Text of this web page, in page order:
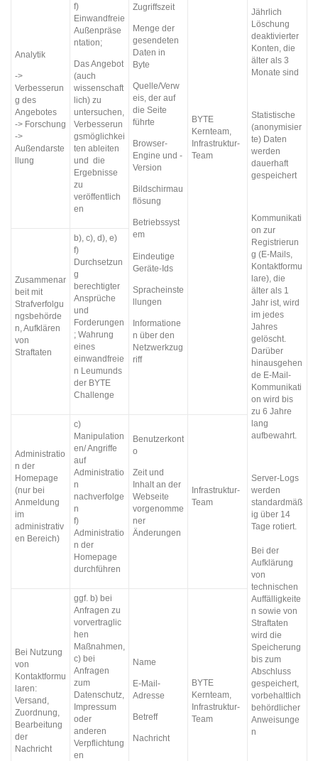
Zugriffszeit
Menge der
gesendeten
Daten in
Byte
Quelle/Verw
eis, der auf
die Seite
führte
Browser-
Engine und -
Version
Bildschirmau
flösung
Betriebssyst
em
Eindeutige
Geräte-Ids
Spracheinste
llungen
Informatione
n über den
Netzwerkzug
riff
BYTE
Kernteam,
Infrastruktur-
Team
Jährlich
Löschung
deaktivierter
Konten, die
älter als 3
Monate sind
Statistische
(anonymisier
te) Daten
werden
dauerhaft
gespeichert
Kommunikati
on zur
Registrierun
g (E-Mails,
Kontaktformu
lare), die
älter als 1
Jahr ist, wird
im jedes
Jahres
gelöscht.
Darüber
hinausgehen
de E-Mail-
Kommunikati
on wird bis
zu 6 Jahre
lang
aufbewahrt.
Server-Logs
werden
standardmäß
ig über 14
Tage rotiert.
Bei der
Aufklärung
von
technischen
Auffälligkeite
n sowie von
Straftaten
wird die
Speicherung
bis zum
Abschluss
gespeichert,
vorbehaltlich
behördlicher
Anweisunge
n
Analytik
->
Verbesserun
g des
Angebotes
-> Forschung
->
Außendarste
llung
f)
Einwandfreie
Außenpräse
ntation;
Das Angebot
(auch
wissenschaft
lich) zu
untersuchen,
Verbesserun
gsmöglichkei
ten ableiten
und die
Ergebnisse
zu
veröffentlich
en
Zusammenar
beit mit
Strafverfolgu
ngsbehörde
n, Aufklären
von
Straftaten
b), c), d), e)
f)
Durchsetzun
g
berechtigter
Ansprüche
und
Forderungen
; Wahrung
eines
einwandfreie
n Leumunds
der BYTE
Challenge
Administratio
n der
Homepage
(nur bei
Anmeldung
im
administrativ
en Bereich)
c)
Manipulation
en/ Angriffe
auf
Administratio
n
nachverfolge
n
f)
Administratio
n der
Homepage
durchführen
Benutzerkont
o
Zeit und
Inhalt an der
Webseite
vorgenomme
ner
Änderungen
Infrastruktur-
Team
Bei Nutzung
von
Kontaktformu
laren:
Versand,
Zuordnung,
Bearbeitung
der
Nachricht
ggf. b) bei
Anfragen zu
vorvertraglic
hen
Maßnahmen,
c) bei
Anfragen
zum
Datenschutz,
Impressum
oder
anderen
Verpflichtung
en
Name
E-Mail-
Adresse
Betreff
Nachricht
BYTE
Kernteam,
Infrastruktur-
Team